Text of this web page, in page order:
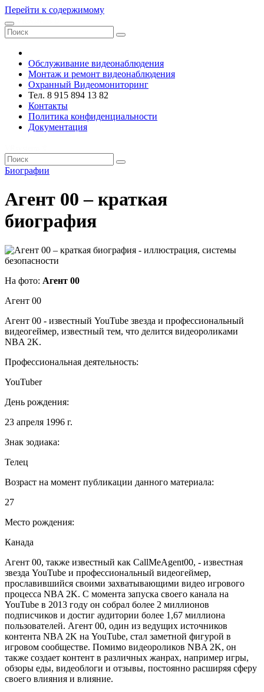
Перейти к содержимому
Обслуживание видеонаблюдения
Монтаж и ремонт видеонаблюдения
Охранный Видеомониторинг
Тел. 8 915 894 13 82
Контакты
Политика конфиденциальности
Документация
Биографии
Агент 00 – краткая
биография
На фото: Агент 00
Агент 00
Агент 00 - известный YouTube звезда и профессиональный
видеогеймер, известный тем, что делится видеороликами
NBA 2K.
Профессиональная деятельность:
YouTuber
День рождения:
23 апреля 1996 г.
Знак зодиака:
Телец
Возраст на момент публикации данного материала:
27
Место рождения:
Канада
Агент 00, также известный как CallMeAgent00, - известная
звезда YouTube и профессиональный видеогеймер,
прославившийся своими захватывающими видео игрового
процесса NBA 2K. С момента запуска своего канала на
YouTube в 2013 году он собрал более 2 миллионов
подписчиков и достиг аудитории более 1,67 миллиона
пользователей. Агент 00, один из ведущих источников
контента NBA 2K на YouTube, стал заметной фигурой в
игровом сообществе. Помимо видеороликов NBA 2K, он
также создает контент в различных жанрах, например игры,
обзоры еды, видеоблоги и отзывы, постоянно расширяя сферу
своего влияния и влияние.